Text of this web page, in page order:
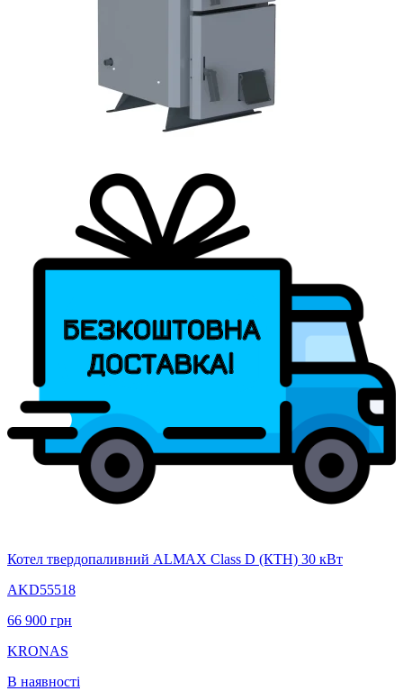
Котел твердопаливний ALMAX Class D (КТН) 30 кВт
AKD55518
66 900 грн
KRONAS
В наявності